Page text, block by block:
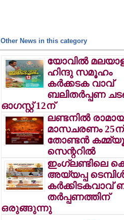
Other News in this category
യോവില്‍
ഹിന്ദു സമൂഹം
കര്‍ക്കടക വാവ്
ബലിതര്‍പ്പണ
ഓഗസ്റ്റ് 12ന്
ലണ്ടനില്‍
മാസചരണം 25ന്
തോണ്ടന്‍
സെന്ററില്‍
ഇംഗ്ലണ്ടിലെ
അയ്യപ്പ
കര്‍ക്കിടകവാവ്
തര്‍പ്പണത്തിന്
ഒരുങ്ങുന്നു